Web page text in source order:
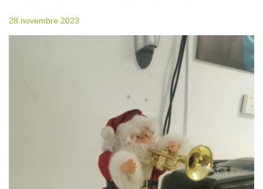
28 novembre 2023